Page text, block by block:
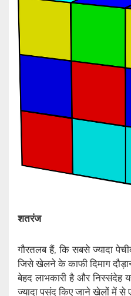
शतरंज
गौरतलब हैं, कि सबसे ज्यादा
जिसे खेलने के काफी दिमाग
बेहद लाभकारी है और निस्संदेह
ज्यादा पसंद किए जाने खेलों में से